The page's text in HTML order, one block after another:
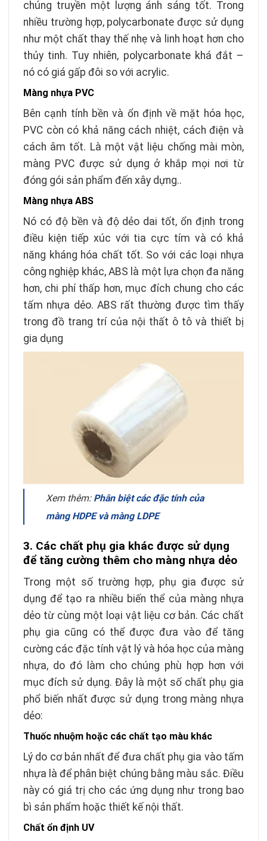
chúng truyền một lượng ánh sáng tốt. Trong
nhiều trường hợp, polycarbonate được sử dụng
như một chất thay thế nhẹ và linh hoạt hơn cho
thủy tinh. Tuy nhiên, polycarbonate khá đắt –
nó có giá gấp đôi so với acrylic.
Màng nhựa PVC
Bên cạnh tính bền và ổn định về mặt hóa học,
PVC còn có khả năng cách nhiệt, cách điện và
cách âm tốt. Là một vật liệu chống mài mòn,
màng PVC được sử dụng ở khắp mọi nơi từ
đóng gói sản phẩm đến xây dựng..
Màng nhựa ABS
Nó có độ bền và độ dẻo dai tốt, ổn định trong
điều kiện tiếp xúc với tia cực tím và có khả
năng kháng hóa chất tốt. So với các loại nhựa
công nghiệp khác, ABS là một lựa chọn đa năng
hơn, chi phí thấp hơn, mục đích chung cho các
tấm nhựa dẻo. ABS rất thường được tìm thấy
trong đồ trang trí của nội thất ô tô và thiết bị
gia dụng
Xem thêm: Phân biệt các đặc tính của
màng HDPE và màng LDPE
3. Các chất phụ gia khác được sử dụng
để tăng cường thêm cho màng nhựa dẻo
Trong một số trường hợp, phụ gia được sử
dụng để tạo ra nhiều biến thể của màng nhựa
dẻo từ cùng một loại vật liệu cơ bản. Các chất
phụ gia cũng có thể được đưa vào để tăng
cường các đặc tính vật lý và hóa học của màng
nhựa, do đó làm cho chúng phù hợp hơn với
mục đích sử dụng. Đây là một số chất phụ gia
phổ biến nhất được sử dụng trong màng nhựa
dẻo:
Thuốc nhuộm hoặc các chất tạo màu khác
Lý do cơ bản nhất để đưa chất phụ gia vào tấm
nhựa là để phân biệt chúng bằng màu sắc. Điều
này có giá trị cho các ứng dụng như trong bao
bì sản phẩm hoặc thiết kế nội thất.
Chất ổn định UV